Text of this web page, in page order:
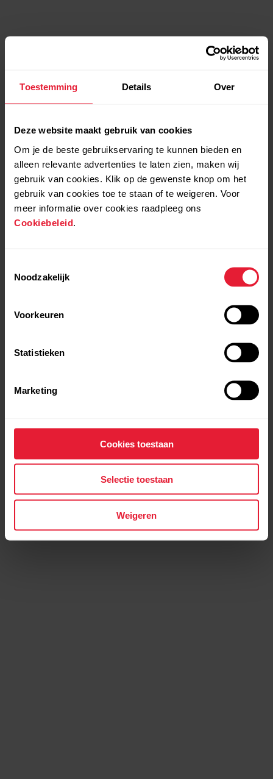
Toestemming Details Over
Deze website maakt gebruik van cookies
Om je de beste gebruikservaring te kunnen bieden en
alleen relevante advertenties te laten zien, maken wij
gebruik van cookies. Klik op de gewenste knop om het
gebruik van cookies toe te staan of te weigeren. Voor
meer informatie over cookies raadpleeg ons
Cookiebeleid
Noodzakelijk
Voorkeuren
Statistieken
Marketing
Cookies toestaan
Selectie toestaan
Weigeren